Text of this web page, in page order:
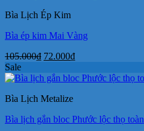
Bìa Lịch Ép Kim
Bìa ép kim Mai Vàng
105.000₫ Giá
là:
72.000₫Giá
tại
Sale
Bìa Lịch Metalize
Bìa lịch gắn bloc Phước lộc thọ toàn